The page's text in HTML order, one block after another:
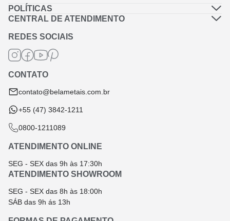
POLÍTICAS
Política de Privacidade
Política de Frete
Termos de Garantia
Termos e Condições
Troca e Devolução
CENTRAL DE ATENDIMENTO
REDES SOCIAIS
CONTATO
contato@belametais.com.br
+55 (47) 3842-1211
0800-1211089
ATENDIMENTO ONLINE
SEG - SEX das 9h às 17:30h
ATENDIMENTO SHOWROOM
SEG - SEX das 8h às 18:00h
SÁB das 9h ás 13h